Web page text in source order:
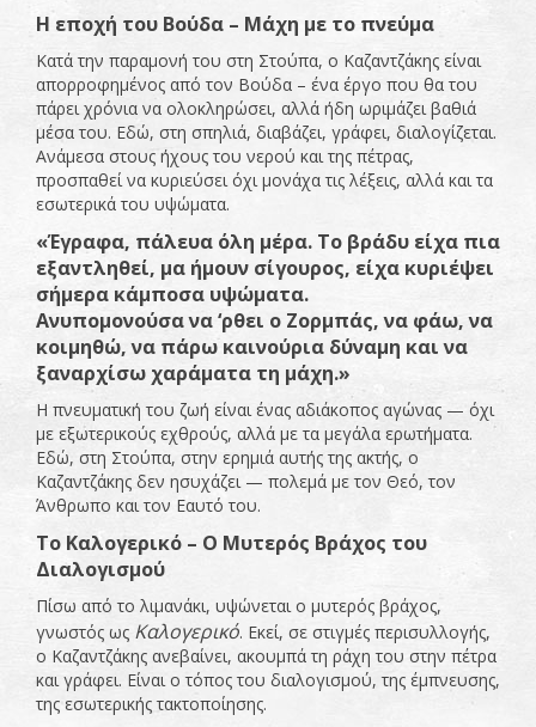
Η εποχή του Βούδα – Μάχη με το πνεύμα
Κατά την παραμονή του στη Στούπα, ο Καζαντζάκης είναι
απορροφημένος από τον Βούδα – ένα έργο που θα του
πάρει χρόνια να ολοκληρώσει, αλλά ήδη ωριμάζει βαθιά
μέσα του. Εδώ, στη σπηλιά, διαβάζει, γράφει, διαλογίζεται.
Ανάμεσα στους ήχους του νερού και της πέτρας,
προσπαθεί να κυριεύσει όχι μονάχα τις λέξεις, αλλά και τα
εσωτερικά του υψώματα.
«Έγραφα, πάλευα όλη μέρα. Το βράδυ είχα πια
εξαντληθεί, μα ήμουν σίγουρος, είχα κυριέψει
σήμερα κάμποσα υψώματα.
Ανυπομονούσα να ‘ρθει ο Ζορμπάς, να φάω, να
κοιμηθώ, να πάρω καινούρια δύναμη και να
ξαναρχίσω χαράματα τη μάχη.»
Η πνευματική του ζωή είναι ένας αδιάκοπος αγώνας — όχι
με εξωτερικούς εχθρούς, αλλά με τα μεγάλα ερωτήματα.
Εδώ, στη Στούπα, στην ερημιά αυτής της ακτής, ο
Καζαντζάκης δεν ησυχάζει — πολεμά με τον Θεό, τον
Άνθρωπο και τον Εαυτό του.
Το Καλογερικό – Ο Μυτερός Βράχος του
Διαλογισμού
Πίσω από το λιμανάκι, υψώνεται ο μυτερός βράχος,
γνωστός ως Καλογερικό. Εκεί, σε στιγμές περισυλλογής,
ο Καζαντζάκης ανεβαίνει, ακουμπά τη ράχη του στην πέτρα
και γράφει. Είναι ο τόπος του διαλογισμού, της έμπνευσης,
της εσωτερικής τακτοποίησης.